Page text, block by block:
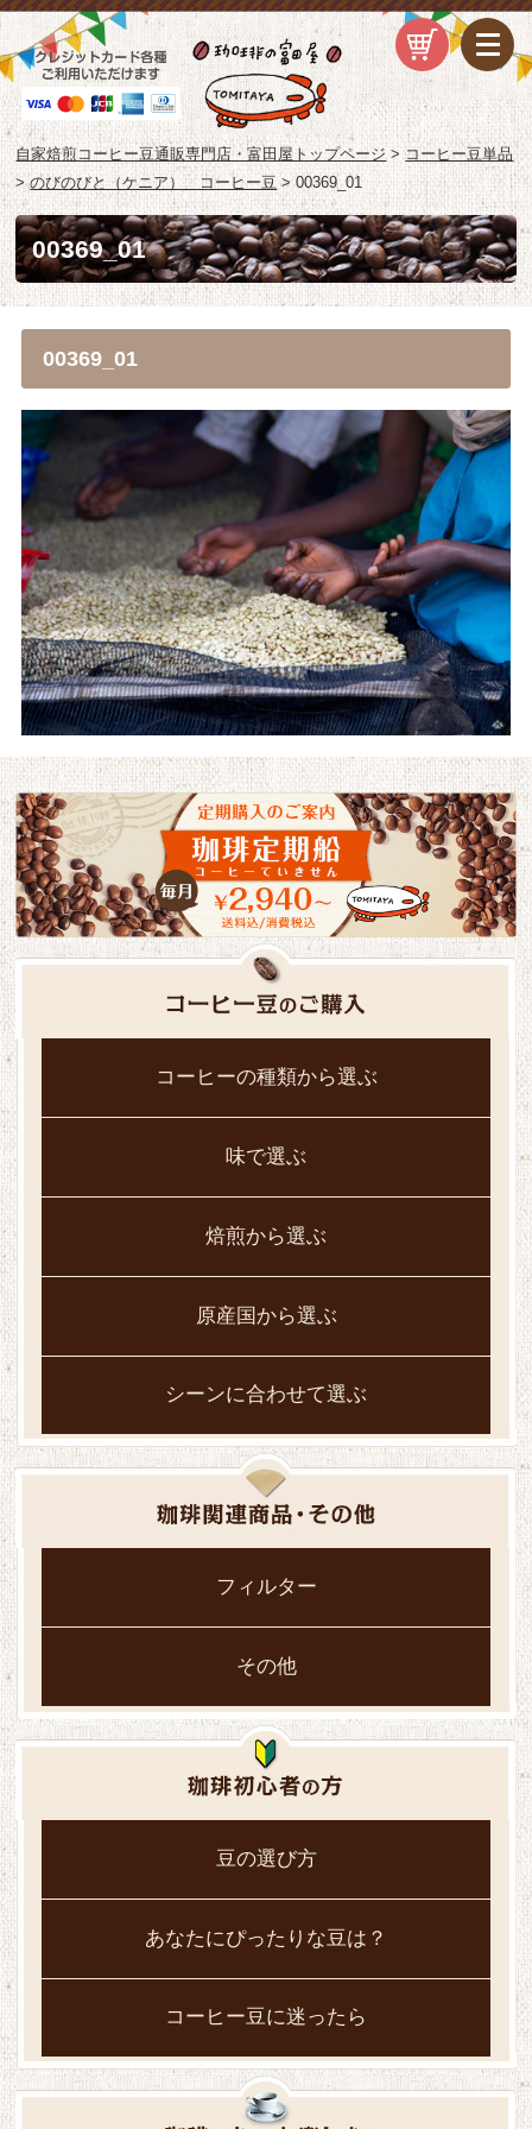
自家焙煎コーヒー豆通販専門店・富田屋トップページ>コーヒー豆単品
>のびのびと（ケニア） コーヒー豆 >00369_01
00369_01
00369_01
コーヒーの種類から選ぶ
味で選ぶ
焙煎から選ぶ
原産国から選ぶ
シーンに合わせて選ぶ
フィルター
その他
豆の選び方
あなたにぴったりな豆は？
コーヒー豆に迷ったら